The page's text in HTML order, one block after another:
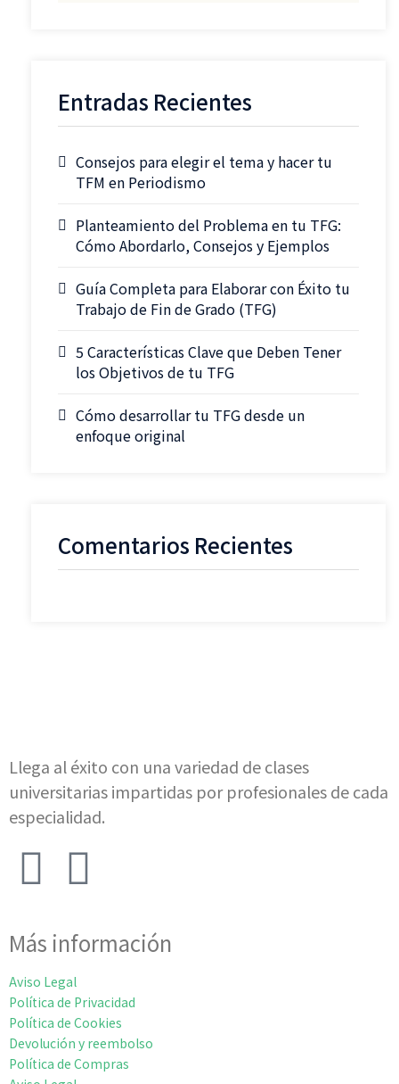
Entradas Recientes
Consejos para elegir el tema y hacer tu
TFM en Periodismo
Planteamiento del Problema en tu TFG:
Cómo Abordarlo, Consejos y Ejemplos
Guía Completa para Elaborar con Éxito tu
Trabajo de Fin de Grado (TFG)
5 Características Clave que Deben Tener
los Objetivos de tu TFG
Cómo desarrollar tu TFG desde un
enfoque original
Comentarios Recientes
Llega al éxito con una variedad de clases
universitarias impartidas por profesionales de cada
especialidad.
Más información
Aviso Legal
Política de Privacidad
Política de Cookies
Devolución y reembolso
Política de Compras